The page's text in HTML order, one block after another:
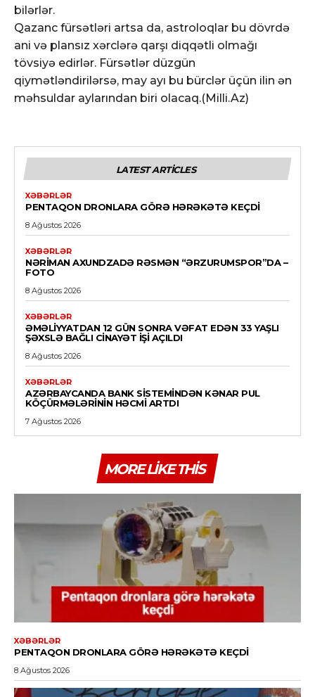
bilərlər.
Qazanc fürsətləri artsa da, astroloqlar bu dövrdə
ani və plansız xərclərə qarşı diqqətli olmağı
tövsiyə edirlər. Fürsətlər düzgün
qiymətləndirilərsə, may ayı bu bürclər üçün ilin ən
məhsuldar aylarından biri olacaq.(Milli.Az)
LATEST ARTICLES
XƏBƏRLƏR
PENTAQON DRONLARA GÖRƏ HƏRƏKƏTƏ KEÇDI
8 Ağustos 2026
XƏBƏRLƏR
NƏRIMAN AXUNDZADƏ RƏSMƏN “ƏRZURUMSPOR”DA –
FOTO
8 Ağustos 2026
XƏBƏRLƏR
ƏMƏLIYYATDAN 12 GÜN SONRA VƏFAT EDƏN 33 YAŞLI
ŞƏXSLƏ BAĞLI CINAYƏT IŞI AÇILDI
8 Ağustos 2026
XƏBƏRLƏR
AZƏRBAYCANDA BANK SISTEMINDƏN KƏNAR PUL
KÖÇÜRMƏLƏRININ HƏCMI ARTDI
7 Ağustos 2026
MORE LIKE THIS
XƏBƏRLƏR
PENTAQON DRONLARA GÖRƏ HƏRƏKƏTƏ KEÇDI
8 Ağustos 2026